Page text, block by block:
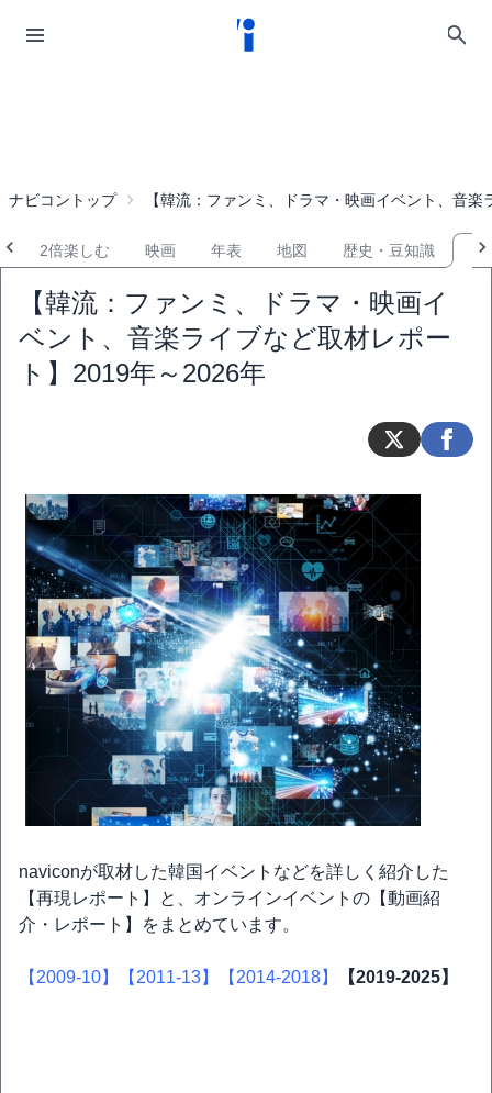
ナビコントップ 【韓流：ファンミ、ドラマ・映画イベント、音
2倍楽しむ 映画 年表 地図 歴史・豆知識
【韓流：ファンミ、ドラマ・映画イ
ベント、音楽ライブなど取材レポー
ト】2019年～2026年
naviconが取材した韓国イベントなどを詳しく紹介した
【再現レポート】と、オンラインイベントの【動画紹
介・レポート】をまとめています。
【2009-10】 【2011-13】 【2014-2018】 【2019-2025】